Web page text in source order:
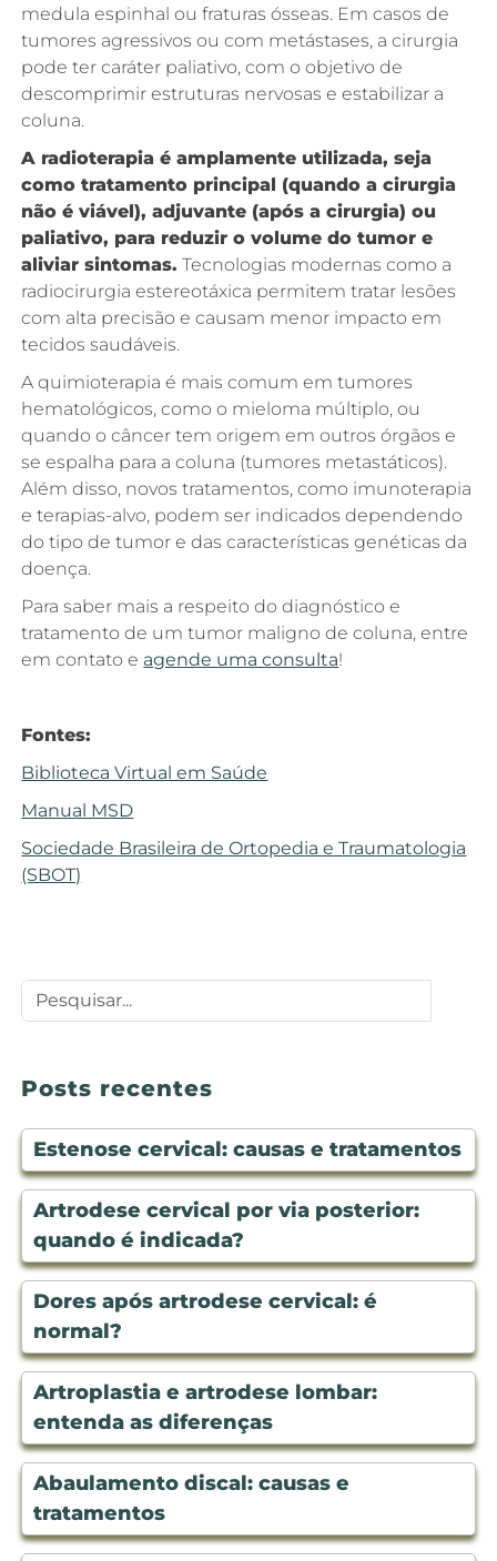
medula espinhal ou fraturas ósseas. Em casos de
tumores agressivos ou com metástases, a cirurgia
pode ter caráter paliativo, com o objetivo de
descomprimir estruturas nervosas e estabilizar a
coluna.
A radioterapia é amplamente utilizada, seja
como tratamento principal (quando a cirurgia
não é viável), adjuvante (após a cirurgia) ou
paliativo, para reduzir o volume do tumor e
aliviar sintomas. Tecnologias modernas como a
radiocirurgia estereotáxica permitem tratar lesões
com alta precisão e causam menor impacto em
tecidos saudáveis.
A quimioterapia é mais comum em tumores
hematológicos, como o mieloma múltiplo, ou
quando o câncer tem origem em outros órgãos e
se espalha para a coluna (tumores metastáticos).
Além disso, novos tratamentos, como imunoterapia
e terapias-alvo, podem ser indicados dependendo
do tipo de tumor e das características genéticas da
doença.
Para saber mais a respeito do diagnóstico e
tratamento de um tumor maligno de coluna, entre
em contato e agende uma consulta!
Fontes:
Biblioteca Virtual em Saúde
Manual MSD
Sociedade Brasileira de Ortopedia e Traumatologia
(SBOT)
Posts recentes
Estenose cervical: causas e tratamentos
Artrodese cervical por via posterior:
quando é indicada?
Dores após artrodese cervical: é
normal?
Artroplastia e artrodese lombar:
entenda as diferenças
Abaulamento discal: causas e
tratamentos